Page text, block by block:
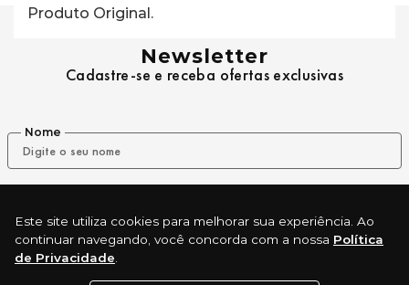
Este site utiliza cookies para melhorar sua experiência. Ao
continuar navegando, você concorda com a nossa Política
de Privacidade
Produto Original.
Newsletter
Cadastre-se e receba ofertas exclusivas
Nome